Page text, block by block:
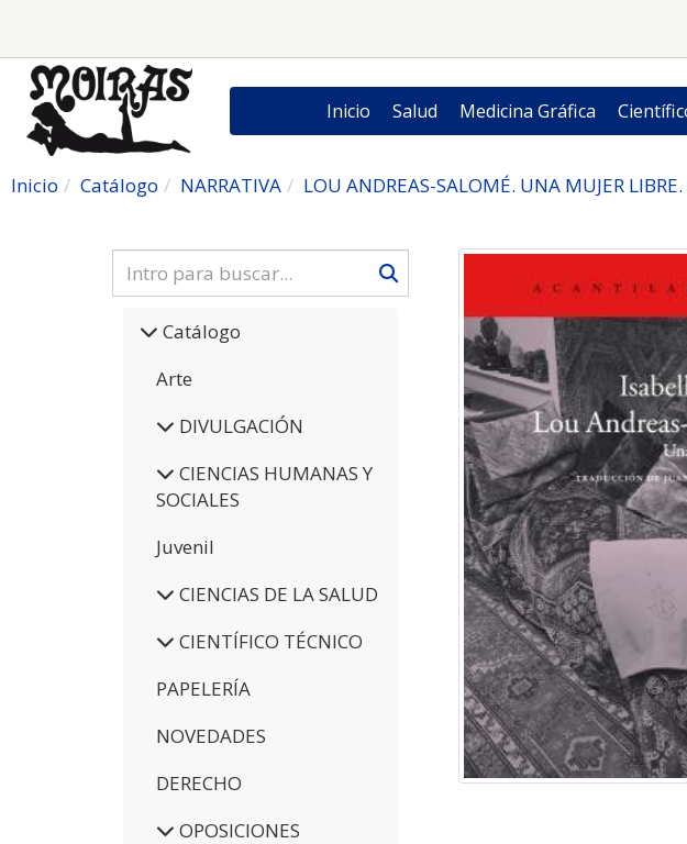
Inicio Salud Medicina Gráfica
Inicio Catálogo NARRATIVA LOU ANDREAS-SALOMÉ. UNA MUJER
Catálogo
Arte
DIVULGACIÓN
CIENCIAS HUMANAS Y
SOCIALES
Juvenil
CIENCIAS DE LA SALUD
CIENTÍFICO TÉCNICO
PAPELERÍA
NOVEDADES
DERECHO
OPOSICIONES